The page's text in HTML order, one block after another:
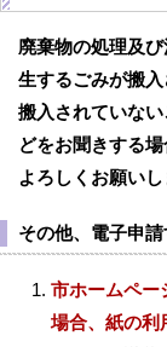
廃棄物の処理及
生するごみが搬
搬入されていな
どをお聞きする
よろしくお願いし
その他、電子申
市ホームペー
場合、紙の利